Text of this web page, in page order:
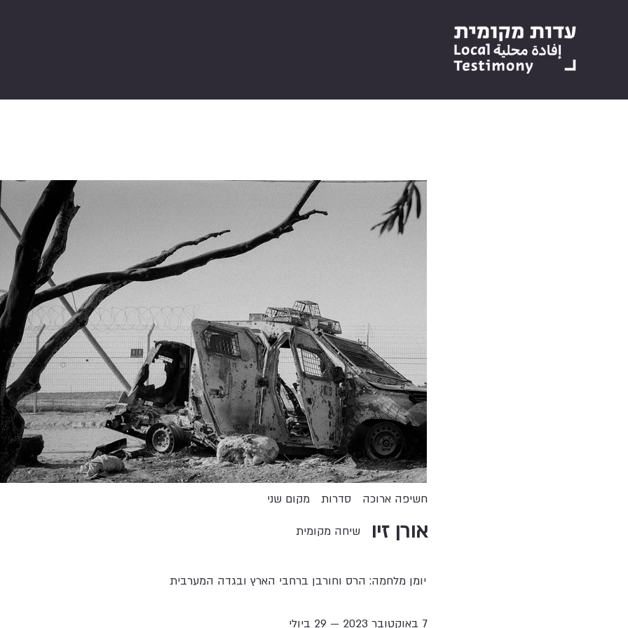
מקום שני סדרות חשיפה ארוכה
אורן זיו שיחה מקומית
יומן מלחמה: הרס וחורבן ברחבי הארץ ובגדה המערבית
7 באוקטובר 2023 — 29 ביולי